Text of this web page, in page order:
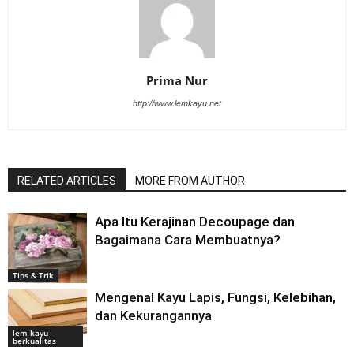
Prima Nur
http://www.lemkayu.net
RELATED ARTICLES MORE FROM AUTHOR
Tips & Trik
Apa Itu Kerajinan Decoupage dan
Bagaimana Cara Membuatnya?
lem kayu
berkualitas
Mengenal Kayu Lapis, Fungsi, Kelebihan,
dan Kekurangannya